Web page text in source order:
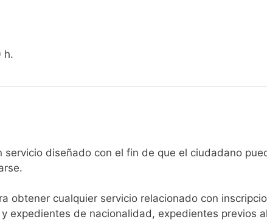
h.
diseñado con el fin de que el ciudadano
obtener cualquier servicio relacionado con
expedientes de nacionalidad, expedientes previos